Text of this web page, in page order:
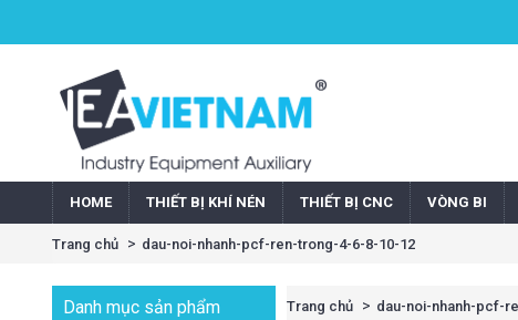
HOME THIẾT BỊ KHÍ NÉN THIẾT BỊ CNC VÒNG BI
Trang chủ dau-noi-nhanh-pcf-ren-trong-4-6-8-10-12
Danh mục sản phẩm Trang chủ dau-noi-nhanh-pcf-